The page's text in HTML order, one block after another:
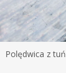
Polędwica z